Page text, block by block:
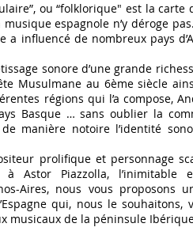
ou “folklorique" est la carte
espagnole n’y déroge
a influencé de nombreux pays
sonore d’une grande
Musulmane au 6ème siècle
régions qui l’a compose,
Basque … sans oublier la
manière notoire l’identité
prolifique et personnage
Astor Piazzolla, l’inimitable
Aires, nous vous proposons
qui, nous le souhaitons,
musicaux de la péninsule